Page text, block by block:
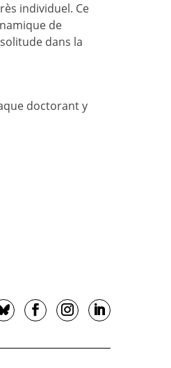
individuel. Ce
de
dans la
doctorant y